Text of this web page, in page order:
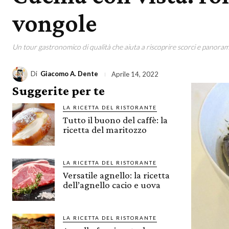
vongole
Un tour gastronomico di qualità che aiuta a riscoprire scorci e
Di Giacomo A. Dente Aprile 14, 2022
Suggerite per te
LA RICETTA DEL RISTORANTE
Tutto il buono del caffè: la
ricetta del maritozzo
LA RICETTA DEL RISTORANTE
Versatile agnello: la ricetta
dell’agnello cacio e uova
LA RICETTA DEL RISTORANTE